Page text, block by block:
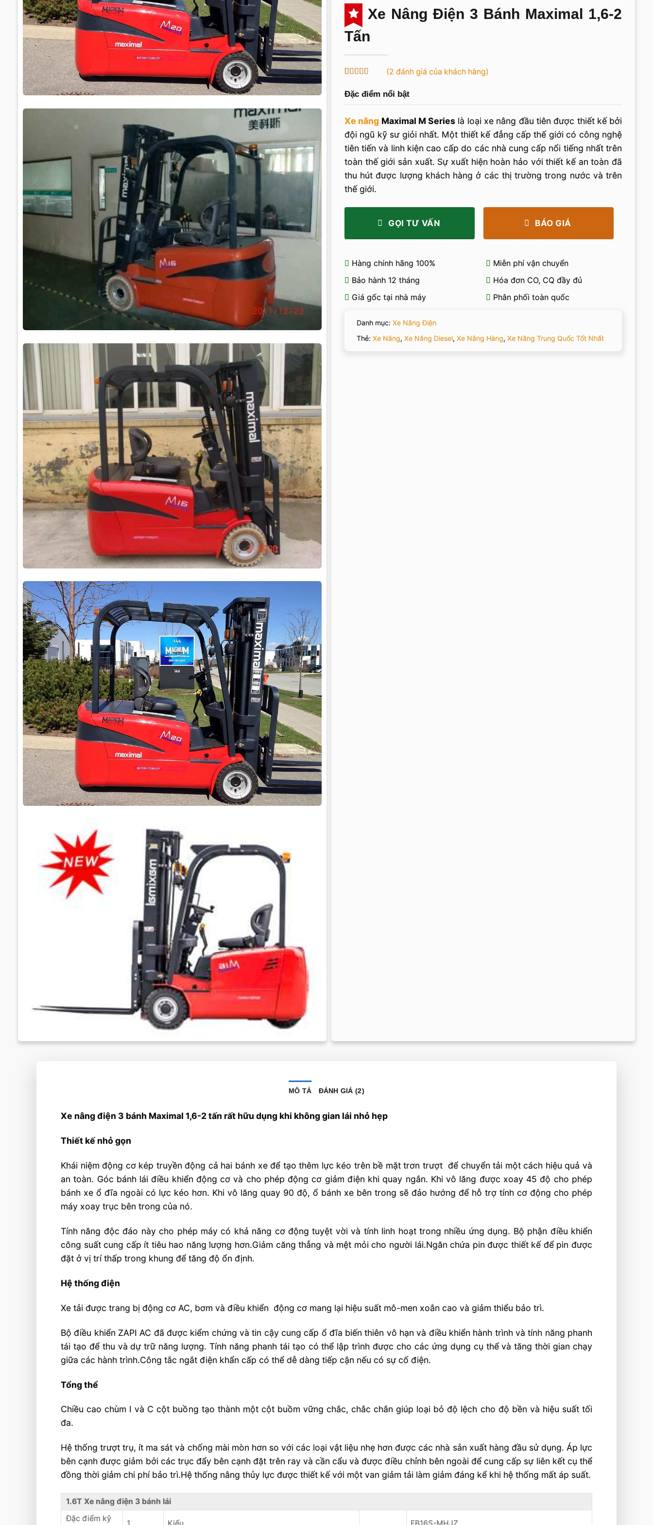
Xe Nâng Điện 3 Bánh Maximal 1,6-2
Tấn
dựa trên
đánh giá
(2 đánh giá của khách hàng)
Đặc điểm nổi bật
Xe nâng Maximal M Series là loại xe nâng đầu tiên được thiết kế bởi
đội ngũ kỹ sư giỏi nhất. Một thiết kế đẳng cấp thế giới có công nghệ
tiên tiến và linh kiện cao cấp do các nhà cung cấp nổi tiếng nhất trên
toàn thế giới sản xuất. Sự xuất hiện hoàn hảo với thiết kế an toàn đã
thu hút được lượng khách hàng ở các thị trường trong nước và trên
thế giới.
GỌI TƯ VẤN BÁO GIÁ
Hàng chính hãng 100%
Miễn phí vận chuyển
Bảo hành 12 tháng
Hóa đơn CO, CQ đầy đủ
Giá gốc tại nhà máy
Phân phối toàn quốc
Danh mục: Xe Nâng Điện
Thẻ: Xe Nâng, Xe Nâng Diesel, Xe Nâng Hàng, Xe Nâng Trung Quốc Tốt Nhất
MÔ TẢ ĐÁNH GIÁ (2)
Xe nâng điện 3 bánh Maximal 1,6-2 tấn rất hữu dụng khi không gian lái nhỏ hẹp
Thiết kế nhỏ gọn
Khái niệm động cơ kép truyền động cả hai bánh xe để tạo thêm lực kéo trên bề mặt trơn trượt để chuyển tải một cách hiệu quả và
an toàn. Góc bánh lái điều khiển động cơ và cho phép động cơ giảm điện khi quay ngắn. Khi vô lăng được xoay 45 độ cho phép
bánh xe ổ đĩa ngoài có lực kéo hơn. Khi vô lăng quay 90 độ, ổ bánh xe bên trong sẽ đảo hướng để hỗ trợ tính cơ động cho phép
máy xoay trục bên trong của nó.
Tính năng độc đáo này cho phép máy có khả năng cơ động tuyệt vời và tính linh hoạt trong nhiều ứng dụng. Bộ phận điều khiển
công suất cung cấp ít tiêu hao năng lượng hơn.Giảm căng thẳng và mệt mỏi cho người lái.Ngăn chứa pin được thiết kế để pin được
đặt ở vị trí thấp trong khung để tăng độ ổn định.
Hệ thống điện
Xe tải được trang bị động cơ AC, bơm và điều khiển động cơ mang lại hiệu suất mô-men xoắn cao và giảm thiểu bảo trì.
Bộ điều khiển ZAPI AC đã được kiểm chứng và tin cậy cung cấp ổ đĩa biến thiên vô hạn và điều khiển hành trình và tính năng phanh
tái tạo để thu và dự trữ năng lượng. Tính năng phanh tái tạo có thể lập trình được cho các ứng dụng cụ thể và tăng thời gian chạy
giữa các hành trình.Công tắc ngắt điện khẩn cấp có thể dễ dàng tiếp cận nếu có sự cố điện.
Tổng thể
Chiều cao chùm I và C cột buồng tạo thành một cột buồm vững chắc, chắc chắn giúp loại bỏ độ lệch cho độ bền và hiệu suất tối
đa.
Hệ thống trượt trụ, ít ma sát và chống mài mòn hơn so với các loại vật liệu nhẹ hơn được các nhà sản xuất hàng đầu sử dụng. Áp lực
bên cạnh được giảm bởi các trục đẩy bên cạnh đặt trên ray và cần cẩu và được điều chỉnh bên ngoài để cung cấp sự liên kết cụ thể
đồng thời giảm chi phí bảo trì.Hệ thống nâng thủy lực được thiết kế với một van giảm tải làm giảm đáng kể khi hệ thống mất áp suất.
1.6T Xe nâng điện 3 bánh lái
Đặc điểm kỹ